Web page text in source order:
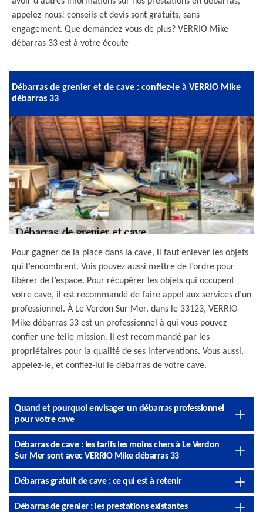
appelez-nous! conseils et devis sont gratuits, sans
engagement. Que demandez-vous de plus? VERRIO Mike
débarras 33 est à votre écoute
Débarras de grenier et de cave : confiez-le à VERRIO Mike
débarras 33
Pour gagner de la place dans la cave, il faut enlever les objets
qui l’encombrent. Vois pouvez aussi mettre de l’ordre pour
libérer de l’espace. Pour récupérer les objets qui occupent
votre cave, il est recommandé de faire appel aux services d’un
professionnel. À Le Verdon Sur Mer, dans le 33123, VERRIO
Mike débarras 33 est un professionnel à qui vous pouvez
confier une telle mission. Il est recommandé par les
propriétaires pour la qualité de ses interventions. Vous aussi,
appelez-le, et confiez-lui le débarras de votre cave.
Quand et pourquoi envisager un débarras professionnel
pour votre cave
Débarras de cave : les tarifs les moins chers à Le Verdon
Sur Mer sont avec VERRIO Mike débarras 33
Débarras gratuit de cave : ce qui est à retenir
Débarras de grenier : les prestations existantes